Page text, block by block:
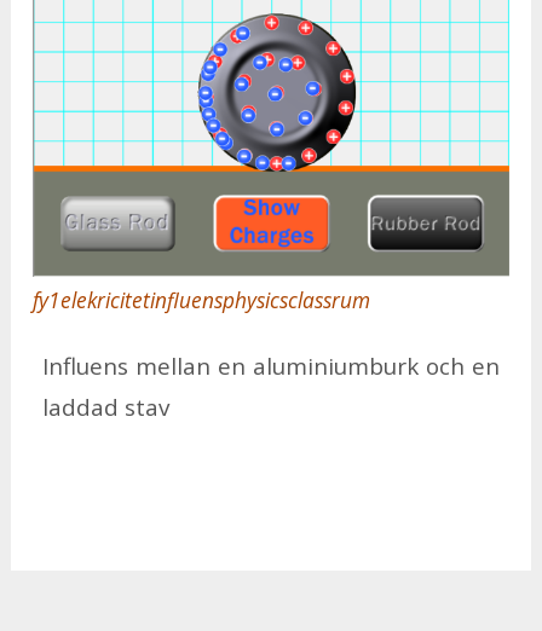
fy1elekricitetinfluensphysicsclassrum
In­flu­ens mel­lan en alu­mi­ni­um­burk och en
lad­dad stav